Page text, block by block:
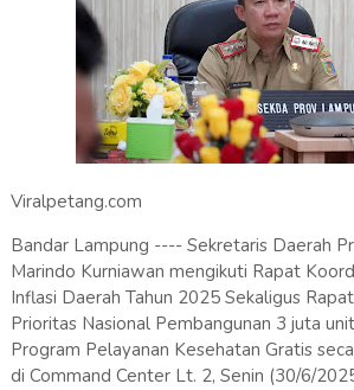
Viralpetang.com
Bandar Lampung ---- Sekretaris Daerah
Marindo Kurniawan mengikuti Rapat
Inflasi Daerah Tahun 2025 Sekaligus
Prioritas Nasional Pembangunan 3 juta
Program Pelayanan Kesehatan Gratis
di Command Center Lt. 2, Senin (30/6/